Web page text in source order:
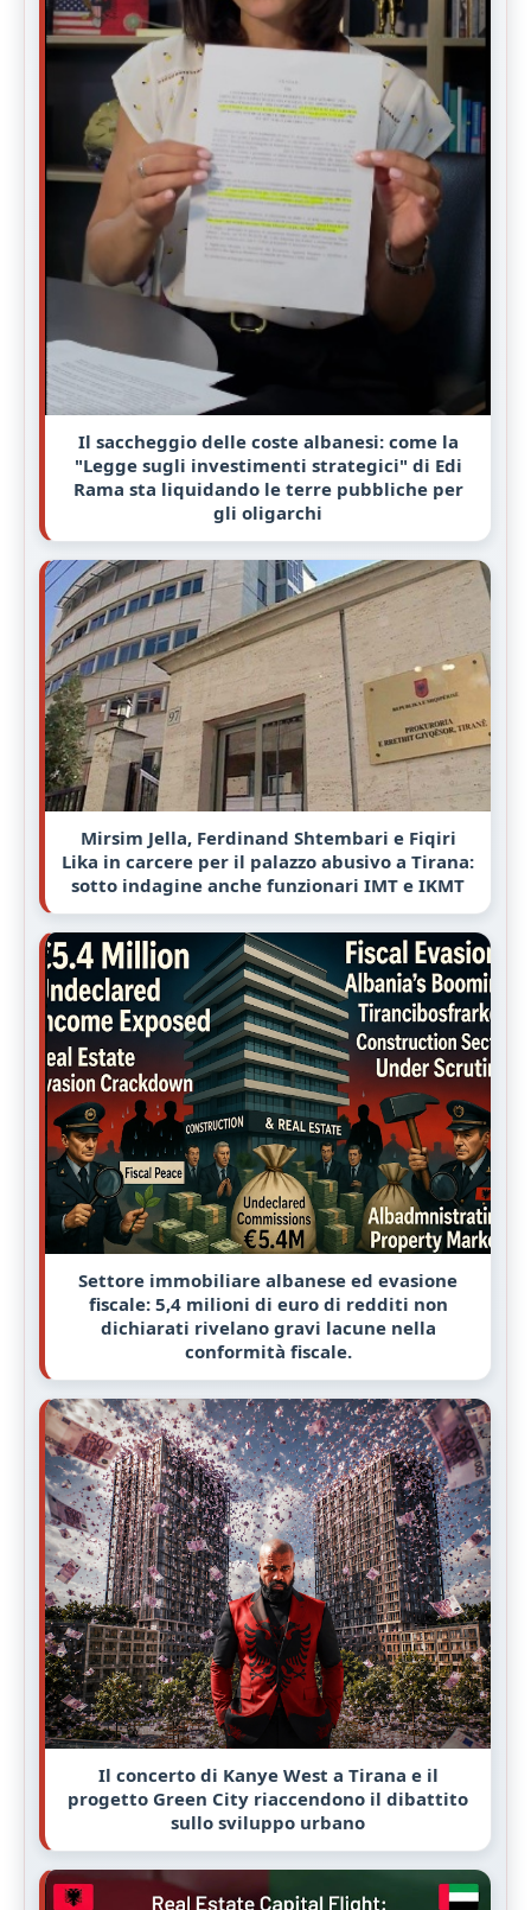
Il saccheggio delle coste albanesi: come la
"Legge sugli investimenti strategici" di Edi
Rama sta liquidando le terre pubbliche per
gli oligarchi
Mirsim Jella, Ferdinand Shtembari e Fiqiri
Lika in carcere per il palazzo abusivo a Tirana:
sotto indagine anche funzionari IMT e IKMT
Settore immobiliare albanese ed evasione
fiscale: 5,4 milioni di euro di redditi non
dichiarati rivelano gravi lacune nella
conformità fiscale.
Il concerto di Kanye West a Tirana e il
progetto Green City riaccendono il dibattito
sullo sviluppo urbano